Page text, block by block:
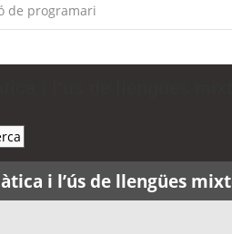
de programari
i l’ús de llengües